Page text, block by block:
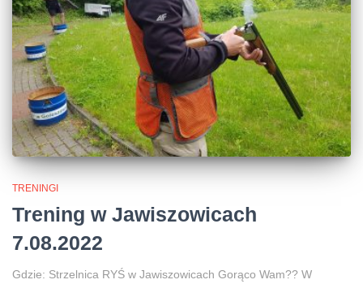
TRENINGI
Trening w Jawiszowicach
7.08.2022
Gdzie: Strzelnica RYŚ w Jawiszowicach Gorąco Wam?? W